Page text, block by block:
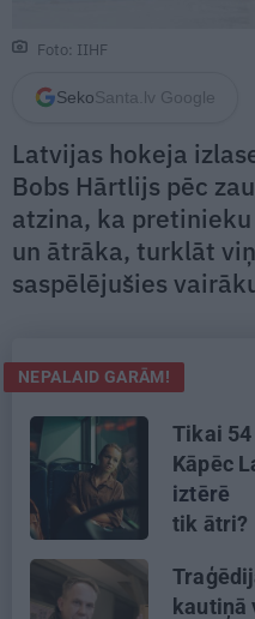
Foto: IIHF
Seko Santa.lv Google
Latvijas hokeja
Bobs Hārtlijs pēc
atzina, ka
un ātrāka, turklāt
saspēlējušies
NEPALAID GARĀM!
Tikai
Kāpēc
iztērē
tik ātri?
kautiņā